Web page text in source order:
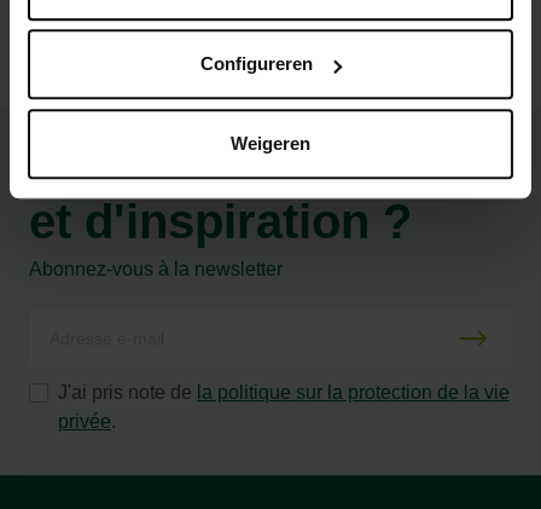
Configureren
Weigeren
Besoin de conseils
et d'inspiration ?
Abonnez-vous à la newsletter
J'ai pris note de la politique sur la protection de la vie
privée.